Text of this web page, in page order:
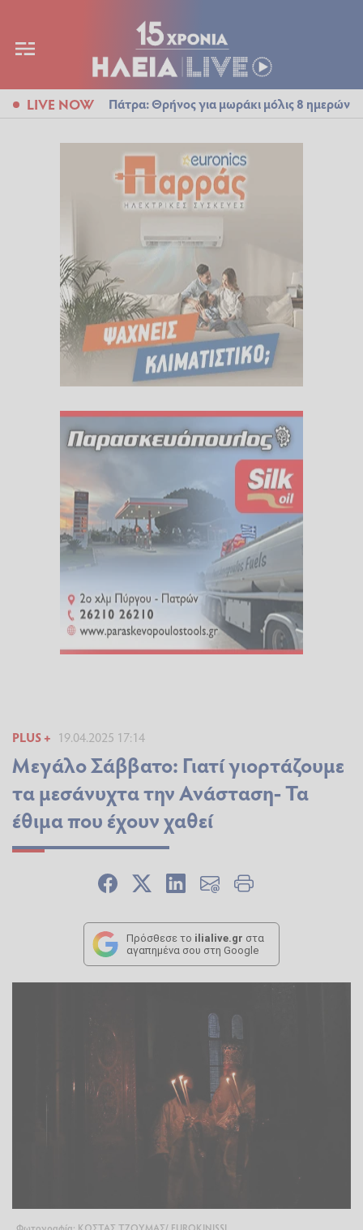
LIVE NOW Πάτρα: Θρήνος για μωράκι μόλις 8 ημερών
PLUS + 19.04.2025 17:14
Μεγάλο Σάββατο: Γιατί γιορτάζουμε
τα μεσάνυχτα την Ανάσταση- Τα
έθιμα που έχουν χαθεί
Πρόσθεσε το ilialive.gr στα
αγαπημένα σου στη Google